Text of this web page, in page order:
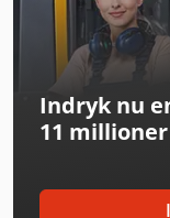
Nissan Nv 400
Nissan Reach
Opel Movano
Opel Movano B
Opel Vivaro
Indryk nu
11